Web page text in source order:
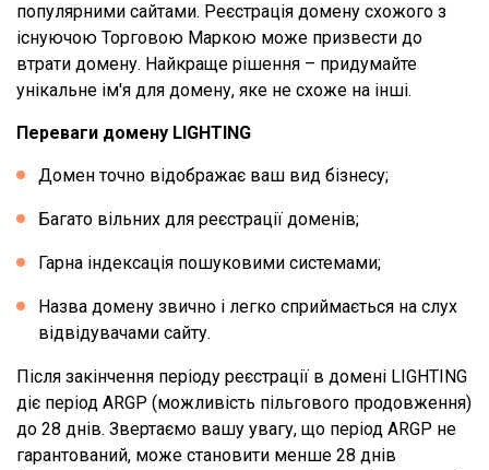
популярними сайтами. Реєстрація домену схожого з
існуючою Торговою Маркою може призвести до
втрати домену. Найкраще рішення – придумайте
унікальне ім'я для домену, яке не схоже на інші.
Переваги домену LIGHTING
Домен точно відображає ваш вид бізнесу;
Багато вільних для реєстрації доменів;
Гарна індексація пошуковими системами;
Назва домену звично і легко сприймається на слух
відвідувачами сайту.
Після закінчення періоду реєстрації в домені LIGHTING
діє період ARGP (можливість пільгового продовження)
до 28 днів. Звертаємо вашу увагу, що період ARGP не
гарантований, може становити менше 28 днів